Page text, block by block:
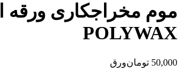
موم مخراجکاری ورقه
POLYWAX
50,000 تومانورق